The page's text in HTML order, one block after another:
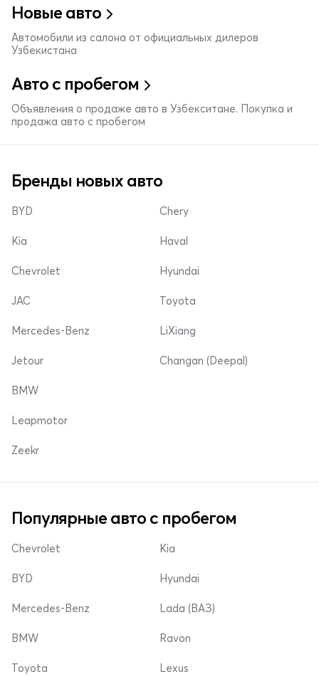
Новые авто
Автомобили из салона от официальных дилеров
Узбекистана
Авто с пробегом
Объявления о продаже авто в Узбекситане. Покупка и
продажа авто с пробегом
Бренды новых авто
BYD
Kia
Chevrolet
Chery
Haval
Hyundai
JAC
Mercedes-Benz
Jetour
Toyota
LiXiang
Changan (Deepal)
BMW
Leapmotor
Zeekr
Популярные авто с пробегом
Chevrolet
BYD
Mercedes-Benz
Kia
Hyundai
Lada (ВАЗ)
BMW
Toyota
Ravon
Lexus